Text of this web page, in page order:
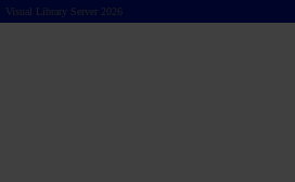
Visual Library Server 2026